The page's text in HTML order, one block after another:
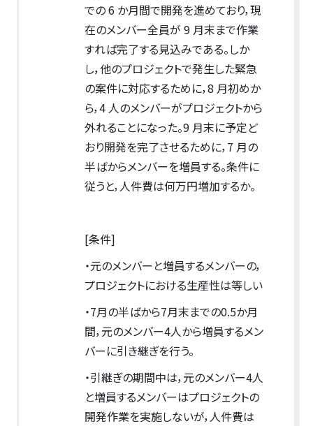
での 6 か月間で開発を進めており，現
在のメンバー全員が 9 月末まで作業
すれば完了する見込みである。しか
し，他のプロジェクトで発生した緊急
の案件に対応するために，8 月初めか
ら，4 人のメンバーがプロジェクトから
外れることになった。9 月末に予定ど
おり開発を完了させるために，7 月の
半ばからメンバーを増員する。条件に
従うと，人件費は何万円増加するか。
[条件]
・元のメンバーと増員するメンバーの，
プロジェクトにおける生産性は等しい
・7月の半ばから7月末までの0.5か月
間，元のメンバー4人から増員するメン
バーに引き継ぎを行う。
・引継ぎの期間中は，元のメンバー4人
と増員するメンバーはプロジェクトの
開発作業を実施しないが，人件費は